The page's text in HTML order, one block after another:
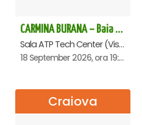
CARMINA BURANA – Baia Mare
Sala ATP Tech Center (Vis a vis de Auchan), Baia-Mare
18 September 2026, ora 19:00
Craiova